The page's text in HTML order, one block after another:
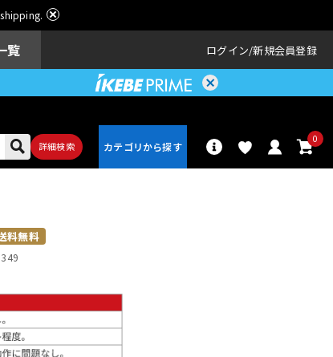
覧 ログイン 新規会員登録
詳細検索
0
ドラム
料無料